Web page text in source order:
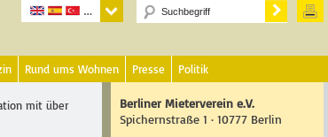
Rund ums Wohnen Presse Politik
mit über
Berliner Mieterverein e.V.
Spichernstraße 1 · 10777 Berlin